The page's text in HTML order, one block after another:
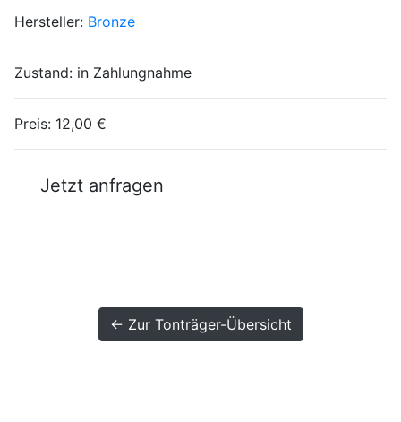
Hersteller: Bronze
Zustand: in Zahlungnahme
Preis: 12,00 €
Jetzt anfragen
← Zur Tonträger-Übersicht